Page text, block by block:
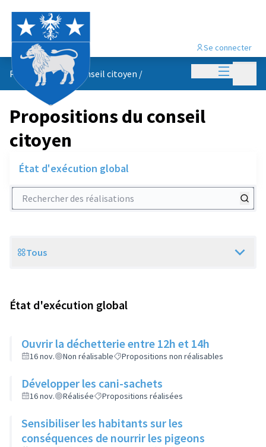
Menu
Se connecter
Propositions du conseil citoyen /
Propositions du conseil
citoyen
État d'exécution global
Rechercher des réalisations
Scope
Tous
État d'exécution global
Ouvrir la déchetterie entre 12h et 14h
16 nov. Non réalisable Propositions non réalisables
Développer les cani-sachets
16 nov. Réalisée Propositions réalisées
Sensibiliser les habitants sur les
conséquences de nourrir les pigeons